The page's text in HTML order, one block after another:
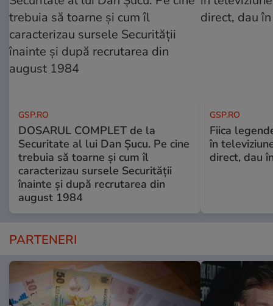
GSP.RO
DOSARUL COMPLET de la
Securitate al lui Dan Șucu. Pe cine
trebuia să toarne și cum îl
caracterizau sursele Securității
înainte și după recrutarea din
august 1984
GSP.RO
Fiica
în
direct, dau
PARTENERI